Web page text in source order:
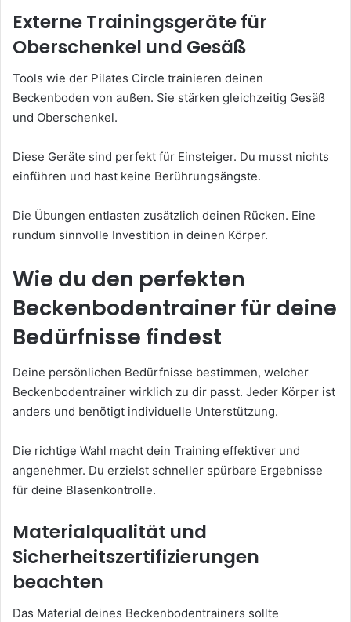
Externe Trainingsgeräte für
Oberschenkel und Gesäß
Tools wie der Pilates Circle trainieren deinen
Beckenboden von außen. Sie stärken gleichzeitig Gesäß
und Oberschenkel.
Diese Geräte sind perfekt für Einsteiger. Du musst nichts
einführen und hast keine Berührungsängste.
Die Übungen entlasten zusätzlich deinen Rücken. Eine
rundum sinnvolle Investition in deinen Körper.
Wie du den perfekten
Beckenbodentrainer für deine
Bedürfnisse findest
Deine persönlichen Bedürfnisse bestimmen, welcher
Beckenbodentrainer wirklich zu dir passt. Jeder Körper ist
anders und benötigt individuelle Unterstützung.
Die richtige Wahl macht dein Training effektiver und
angenehmer. Du erzielst schneller spürbare Ergebnisse
für deine Blasenkontrolle.
Materialqualität und
Sicherheitszertifizierungen
beachten
Das Material deines Beckenbodentrainers sollte